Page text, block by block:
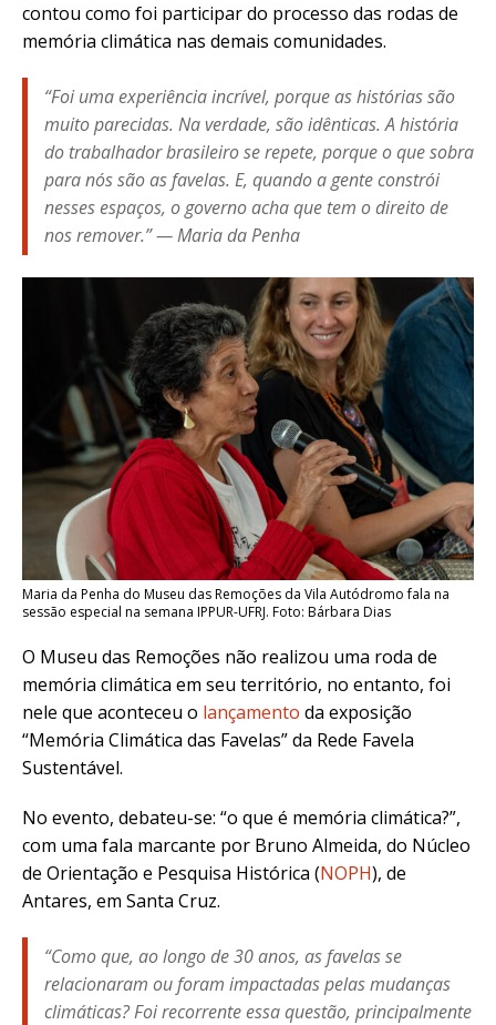
contou como foi participar do processo das rodas de
memória climática nas demais comunidades.
“Foi uma experiência incrível, porque as histórias são
muito parecidas. Na verdade, são idênticas. A história
do trabalhador brasileiro se repete, porque o que sobra
para nós são as favelas. E, quando a gente constrói
nesses espaços, o governo acha que tem o direito de
nos remover.” — Maria da Penha
Maria da Penha do Museu das Remoções da Vila Autódromo fala na
sessão especial na semana IPPUR-UFRJ. Foto: Bárbara Dias
O Museu das Remoções não realizou uma roda de
memória climática em seu território, no entanto, foi
nele que aconteceu o lançamento da exposição
“Memória Climática das Favelas” da Rede Favela
Sustentável.
No evento, debateu-se: “o que é memória climática?”,
com uma fala marcante por Bruno Almeida, do Núcleo
de Orientação e Pesquisa Histórica (NOPH), de
Antares, em Santa Cruz.
“Como que, ao longo de 30 anos, as favelas se
relacionaram ou foram impactadas pelas mudanças
climáticas? Foi recorrente essa questão, principalmente